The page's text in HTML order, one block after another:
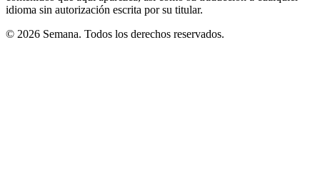
idioma sin autorización escrita por su titular.
© 2026 Semana. Todos los derechos reservados.